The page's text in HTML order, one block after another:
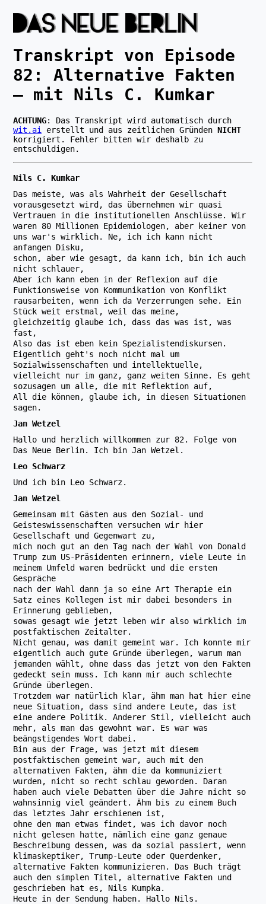
Transkript von Episode
82 : Alternative Fakten
– mit Nils C. Kumkar
ACHTUNG: Das Transkript wird automatisch durch
wit.ai
erstellt und aus zeitlichen Gründen NICHT
korrigiert. Fehler bitten wir deshalb zu
entschuldigen.
Nils C. Kumkar
Das meiste, was als Wahrheit der Gesellschaft
vorausgesetzt wird, das übernehmen wir quasi
Vertrauen in die institutionellen Anschlüsse. Wir
waren 80 Millionen Epidemiologen, aber keiner von
uns war's wirklich. Ne, ich ich kann nicht
anfangen Disku,
schon, aber wie gesagt, da kann ich, bin ich auch
nicht schlauer,
Aber ich kann eben in der Reflexion auf die
Funktionsweise von Kommunikation von Konflikt
rausarbeiten, wenn ich da Verzerrungen sehe. Ein
Stück weit erstmal, weil das meine,
gleichzeitig glaube ich, dass das was ist, was
fast,
Also das ist eben kein Spezialistendiskursen.
Eigentlich geht's noch nicht mal um
Sozialwissenschaften und intellektuelle,
vielleicht nur im ganz, ganz weiten Sinne. Es geht
sozusagen um alle, die mit Reflektion auf,
All die können, glaube ich, in diesen Situationen
sagen.
Jan Wetzel
Hallo und herzlich willkommen zur 82. Folge von
Das Neue Berlin. Ich bin Jan Wetzel.
Leo Schwarz
Und ich bin Leo Schwarz.
Jan Wetzel
Gemeinsam mit Gästen aus den Sozial- und
Geisteswissenschaften versuchen wir hier
Gesellschaft und Gegenwart zu,
mich noch gut an den Tag nach der Wahl von Donald
Trump zum US-Präsidenten erinnern, viele Leute in
meinem Umfeld waren bedrückt und die ersten
Gespräche
nach der Wahl dann ja so eine Art Therapie ein
Satz eines Kollegen ist mir dabei besonders in
Erinnerung geblieben,
sowas gesagt wie jetzt leben wir also wirklich im
postfaktischen Zeitalter.
Nicht genau, was damit gemeint war. Ich konnte mir
eigentlich auch gute Gründe überlegen, warum man
jemanden wählt, ohne dass das jetzt von den Fakten
gedeckt sein muss. Ich kann mir auch schlechte
Gründe überlegen.
Trotzdem war natürlich klar, ähm man hat hier eine
neue Situation, dass sind andere Leute, das ist
eine andere Politik. Anderer Stil, vielleicht auch
mehr, als man das gewohnt war. Es war was
beängstigendes Wort dabei.
Bin aus der Frage, was jetzt mit diesem
postfaktischen gemeint war, auch mit den
alternativen Fakten, ähm die da kommuniziert
wurden, nicht so recht schlau geworden. Daran
haben auch viele Debatten über die Jahre nicht so
wahnsinnig viel geändert. Ähm bis zu einem Buch
das letztes Jahr erschienen ist,
ohne den man etwas findet, was ich davor noch
nicht gelesen hatte, nämlich eine ganz genaue
Beschreibung dessen, was da sozial passiert, wenn
klimaskeptiker, Trump-Leute oder Querdenker,
alternative Fakten kommunizieren. Das Buch trägt
auch den simplen Titel, alternative Fakten und
geschrieben hat es, Nils Kumpka.
Heute in der Sendung haben. Hallo Nils.